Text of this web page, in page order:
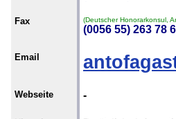
Fax (Deutscher Honorarkonsul,
(0056 55) 263 78
Email
Webseite -